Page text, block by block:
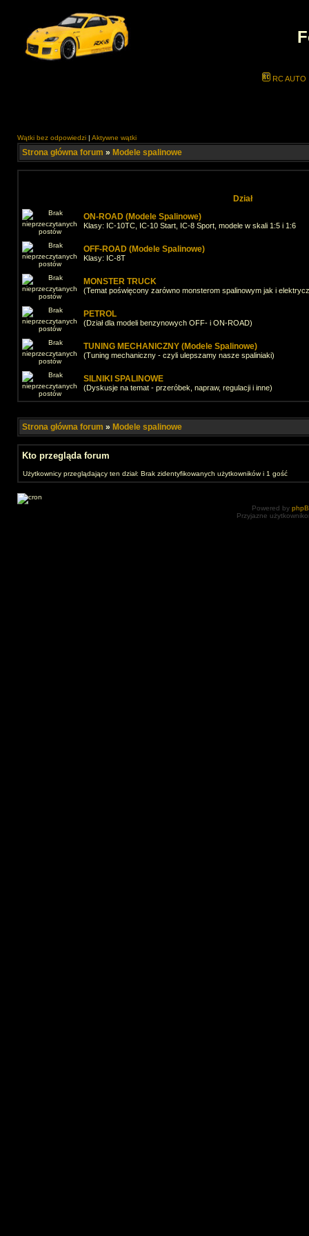
RC AUTO
Wątki bez odpowiedzi | Aktywne wątki
Strona główna forum » Modele spalinowe
Dział
ON-ROAD (Modele Spalinowe)
Klasy: IC-10TC, IC-10 Start, IC-8 Sport, modele w skali 1:5 i 1:6
OFF-ROAD (Modele Spalinowe)
Klasy: IC-8T
MONSTER TRUCK
(Temat poświęcony zarówno monsterom spalinowym jak i
PETROL
(Dział dla modeli benzynowych OFF- i ON-ROAD)
TUNING MECHANICZNY (Modele Spalinowe)
(Tuning mechaniczny - czyli ulepszamy nasze spaliniaki)
SILNIKI SPALINOWE
(Dyskusje na temat - przeróbek, napraw, regulacji i inne)
Strona główna forum » Modele spalinowe
Kto przegląda forum
Użytkownicy przeglądający ten dział: Brak zidentyfikowanych użytkowników i 1 gość
Powered by
Przyjazne